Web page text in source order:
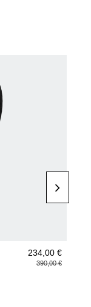
234,00 €
390,00 €